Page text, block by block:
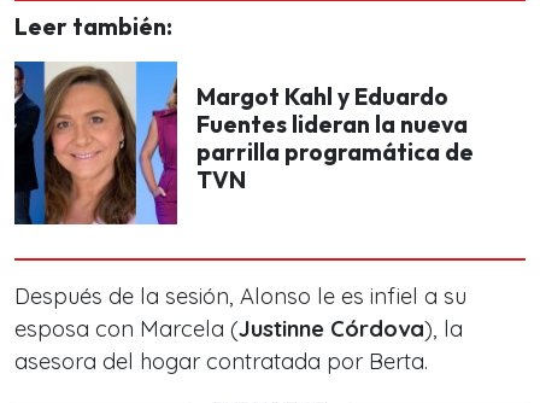
Leer también:
Margot Kahl y Eduardo
Fuentes lideran la nueva
parrilla programática de
TVN
Después de la sesión, Alonso le es infiel a su
esposa con Marcela (Justinne Córdova), la
asesora del hogar contratada por Berta.